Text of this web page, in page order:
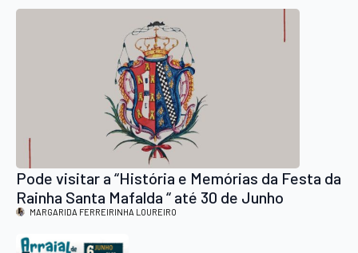
Pode visitar a “História e Memórias da Festa da
Rainha Santa Mafalda “ até 30 de Junho
MARGARIDA FERREIRINHA LOUREIRO